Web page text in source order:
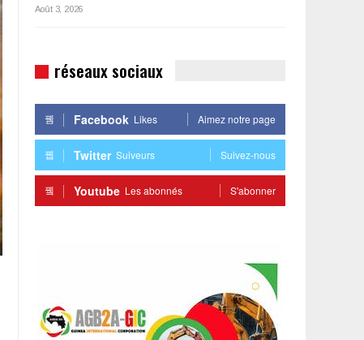
Août 3, 2026
réseaux sociaux
Facebook Likes Aimez notre page
Twitter Suiveurs Suivez-nous
Youtube Les abonnés S'abonner